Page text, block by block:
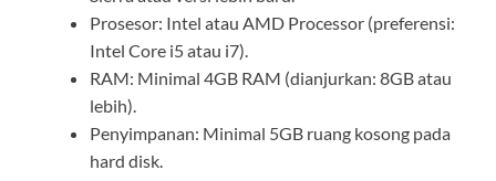
Prosesor: Intel atau AMD Processor (preferensi:
Intel Core i5 atau i7).
RAM: Minimal 4GB RAM (dianjurkan: 8GB atau
lebih).
Penyimpanan: Minimal 5GB ruang kosong pada
hard disk.